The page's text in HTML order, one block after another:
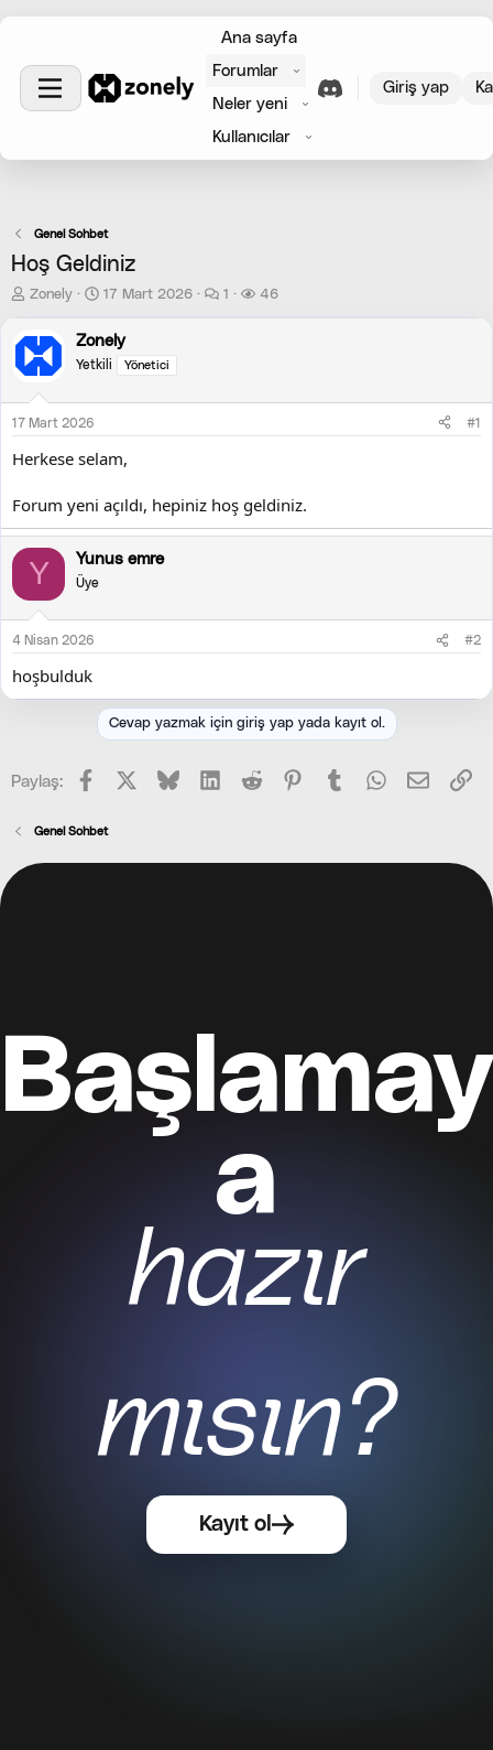
Ana sayfa
Forumlar
Neler yeni
Kullanıcılar
Giriş yap
Genel Sohbet
Hoş Geldiniz
K
n
u
y
a
t
a
n
Zonely
B
ş
a
ı
r
i
h
17 Mart 2026 1 46
Zonely
Yetkili Yönetici
17 Mart 2026 #1
Herkese selam,
Forum yeni açıldı, hepiniz hoş geldiniz.
Y Yunus emre
Üye
4 Nisan 2026 #2
hoşbulduk
Cevap yazmak için giriş yap yada kayıt ol.
Paylaş: FacebookX (Twitter)
BlueskyLinkedInReddit PinterestTumblr WhatsApp
E-posta
Genel Sohbet
Başlamay
a
hazır
mısın?